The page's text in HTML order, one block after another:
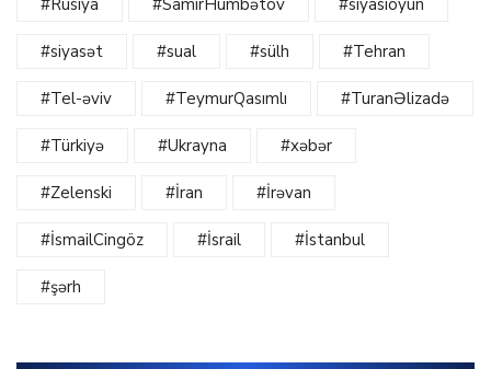
#siyasət #sual #sülh #Tehran
#Tel-əviv #TeymurQasımlı #TuranƏlizadə
#Türkiyə #Ukrayna #xəbər
#Zelenski #İran #İrəvan
#İsmailCingöz #İsrail #İstanbul
#şərh